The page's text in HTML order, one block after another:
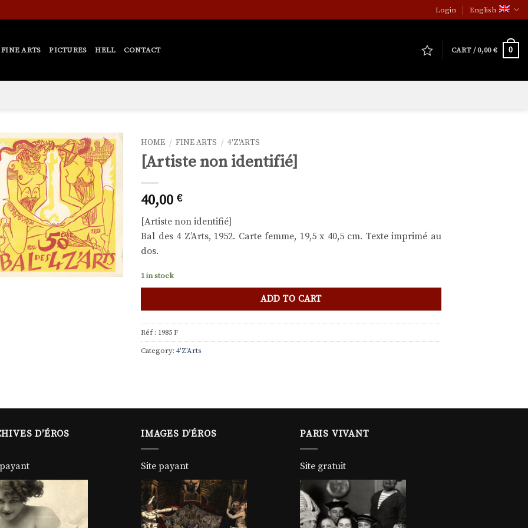
Login English
FINE ARTS PICTURES HELL CONTACT CART /0,00€ 0
Ajouter
à la liste
de
souhaits
HOME / FINE ARTS / 4'Z'ARTS
[Artiste non identifié]
40,00 €
[Artiste non identifié]
Bal des 4 Z’Arts, 1952. Carte femme, 19,5 x 40,5 cm. Texte imprimé au
dos.
1 in stock
ADD TO CART
Réf : 1985 F
Category: 4'Z'Arts
D’ÉROS IMAGES D’ÉROS
Site payant
PARIS VIVANT
Site gratuit